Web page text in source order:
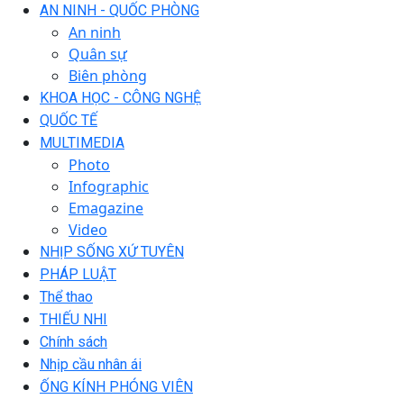
AN NINH - QUỐC PHÒNG
An ninh
Quân sự
Biên phòng
KHOA HỌC - CÔNG NGHỆ
QUỐC TẾ
MULTIMEDIA
Photo
Infographic
Emagazine
Video
NHỊP SỐNG XỨ TUYÊN
PHÁP LUẬT
Thể thao
THIẾU NHI
Chính sách
Nhịp cầu nhân ái
ỐNG KÍNH PHÓNG VIÊN